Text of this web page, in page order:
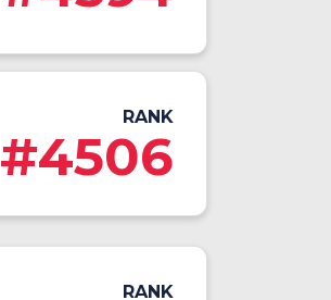
RANK
#4506
RANK